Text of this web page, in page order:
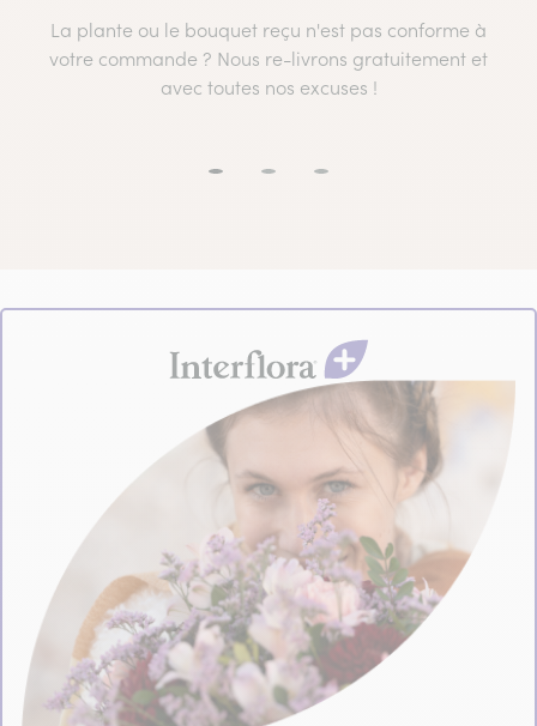
La plante ou le bouquet reçu n'est pas conforme à
votre commande ? Nous re-livrons gratuitement et
avec toutes nos excuses !